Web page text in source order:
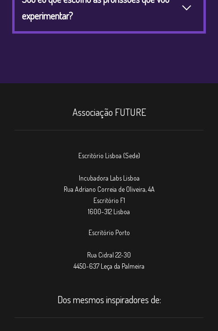
experimentar?
Associação FUTURE
Escritório Lisboa (Sede)
Incubadora Labs Lisboa
Rua Adriano Correia de Oliveira, 4A
Escritório F1
1600-312 Lisboa
Escritório Porto
Rua Cidral 22-30
4450-637 Leça da Palmeira
Dos mesmos inspiradores de: